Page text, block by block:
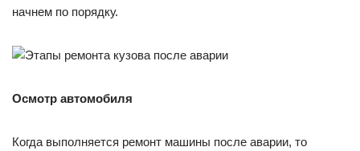
начнем по порядку.
Осмотр автомобиля
Когда выполняется ремонт машины после аварии, то